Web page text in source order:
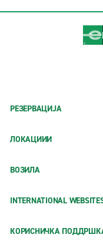
РЕЗЕРВАЦИЈА
ЛОКАЦИИИ
ВОЗИЛА
INTERNATIONAL
КОРИСНИЧКА